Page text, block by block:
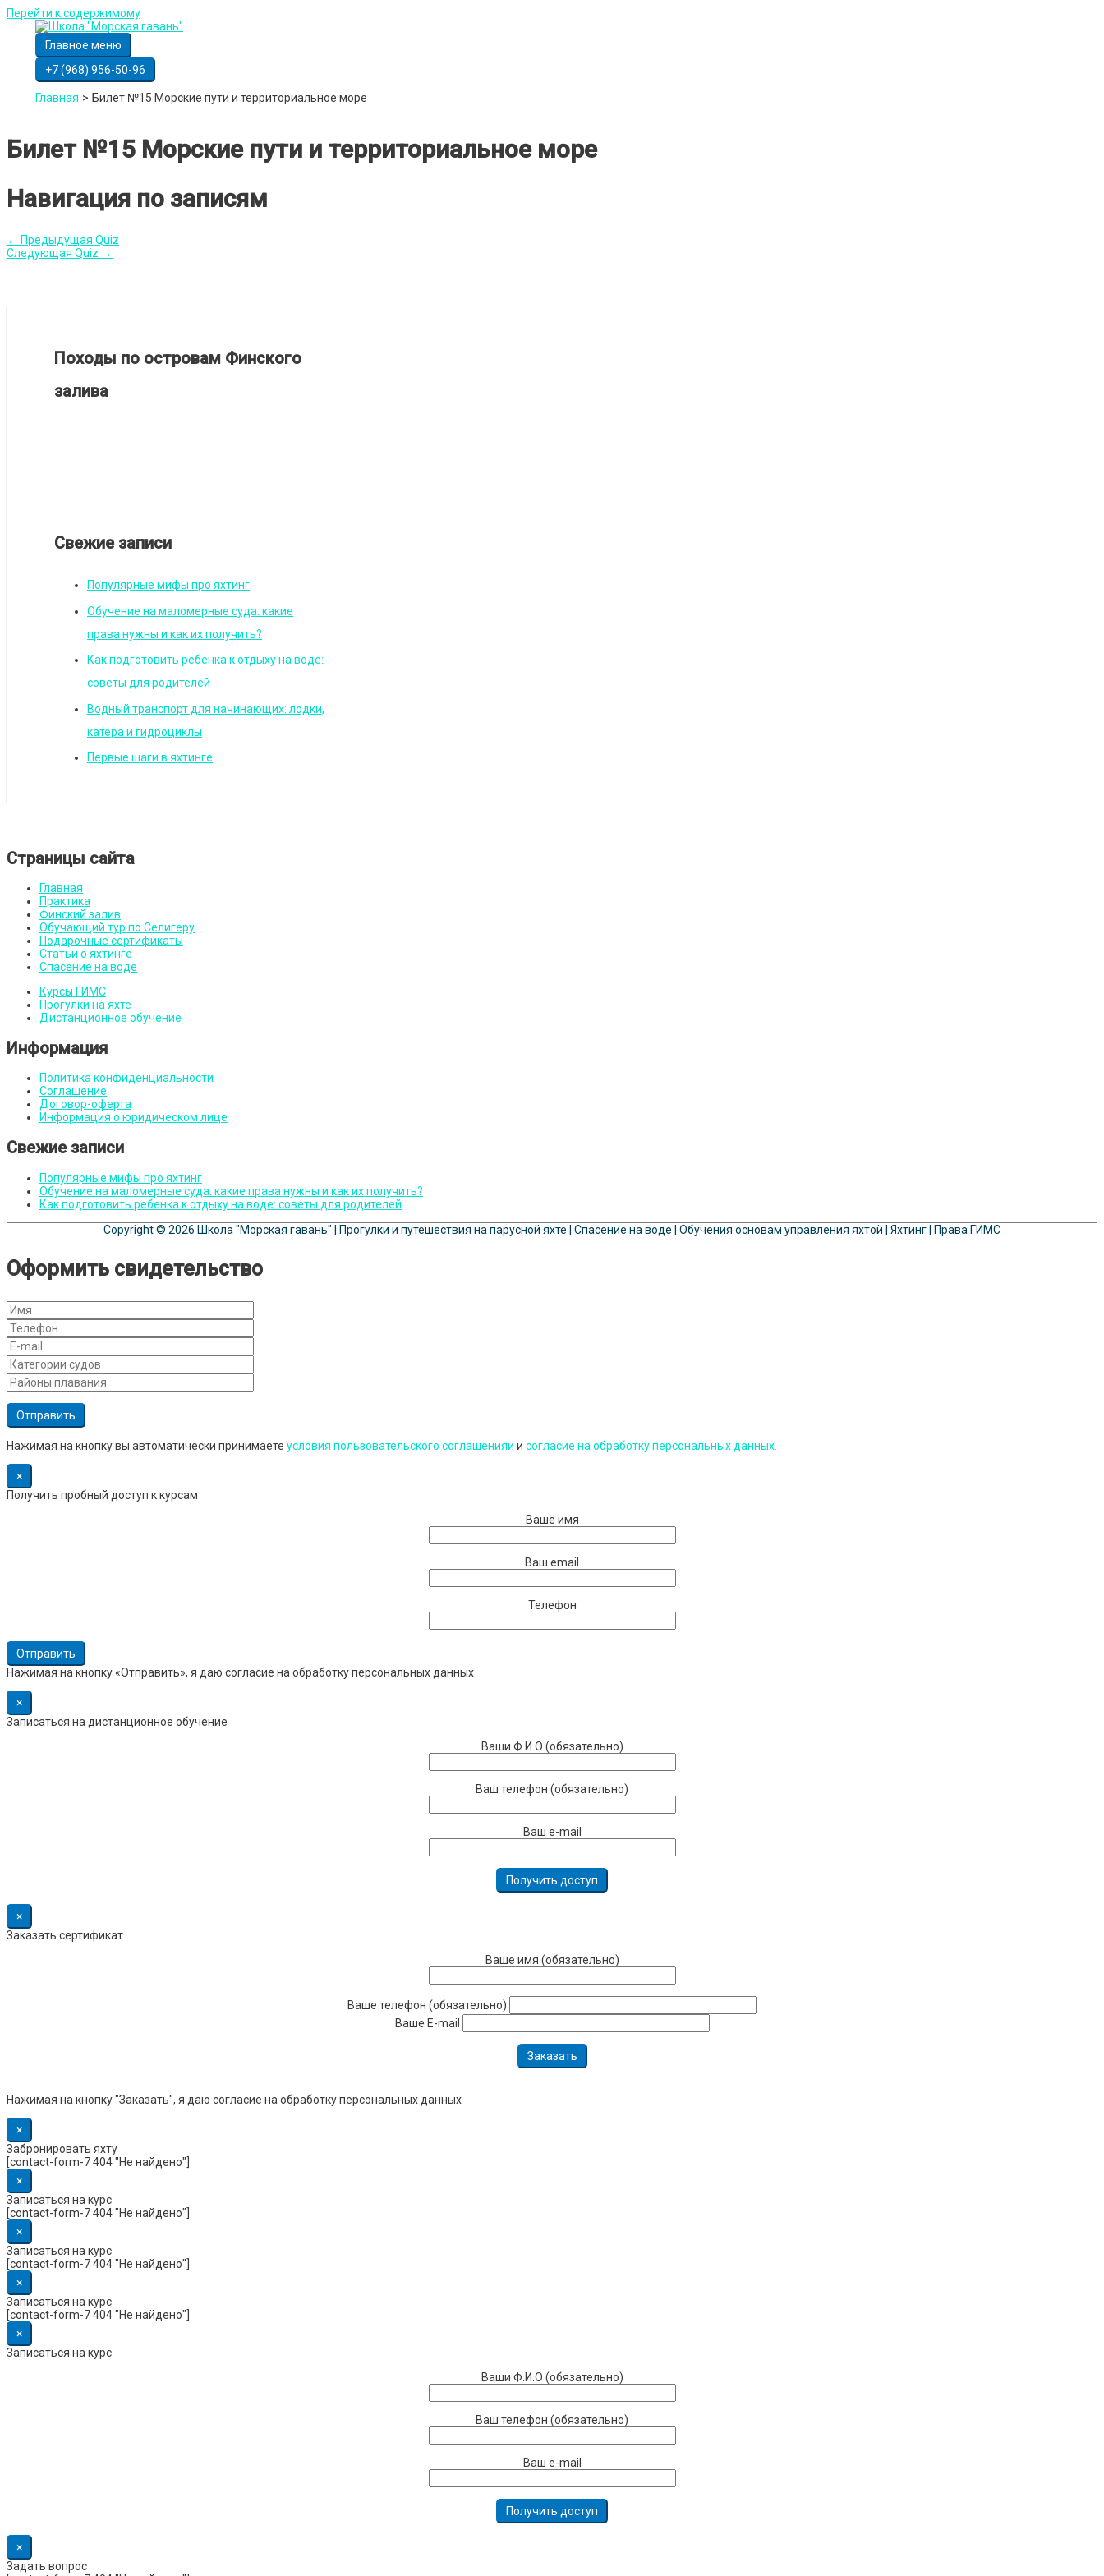
Перейти к содержимому
Главное меню
+7 (968) 956-50-96
Главная Билет №15 Морские пути и территориальное море
Билет №15 Морские пути и территориальное море
Навигация по записям
← Предыдущая Quiz
Следующая Quiz →
Походы по островам Финского
залива
Свежие записи
Популярные мифы про яхтинг
Обучение на маломерные суда: какие
права нужны и как их получить?
Как подготовить ребенка к отдыху на воде:
советы для родителей
Водный транспорт для начинающих: лодки,
катера и гидроциклы
Первые шаги в яхтинге
Страницы сайта
Главная
Практика
Финский залив
Обучающий тур по Селигеру
Подарочные сертификаты
Статьи о яхтинге
Спасение на воде
Курсы ГИМС
Прогулки на яхте
Дистанционное обучение
Информация
Политика конфиденциальности
Соглашение
Договор-оферта
Информация о юридическом лице
Свежие записи
Популярные мифы про яхтинг
Обучение на маломерные суда: какие права нужны и как их получить?
Как подготовить ребенка к отдыху на воде: советы для родителей
Copyright © 2026 Школа "Морская гавань" | Прогулки и путешествия на парусной яхте | Спасение на воде | Обучения основам управления яхтой | Яхтинг | Права ГИМС
Оформить свидетельство
Нажимая на кнопку вы автоматически принимаете условия пользовательского соглашенияи и cогласие на обработку персональных данных.
×
Получить пробный доступ к курсам
Ваше имя
Ваш email
Телефон
Нажимая на кнопку «Отправить», я даю согласие на обработку персональных данных
×
Записаться на дистанционное обучение
Ваши Ф.И.О (обязательно)
Ваш телефон (обязательно)
Ваш e-mail
×
Заказать сертификат
Ваше имя (обязательно)
Ваше телефон (обязательно)
Ваше E-mail
Нажимая на кнопку "Заказать", я даю согласие на обработку персональных данных
×
Забронировать яхту
[contact-form-7 404 "Не найдено"]
×
Записаться на курс
[contact-form-7 404 "Не найдено"]
×
Записаться на курс
[contact-form-7 404 "Не найдено"]
×
Записаться на курс
[contact-form-7 404 "Не найдено"]
×
Записаться на курс
Ваши Ф.И.О (обязательно)
Ваш телефон (обязательно)
Ваш e-mail
×
Задать вопрос